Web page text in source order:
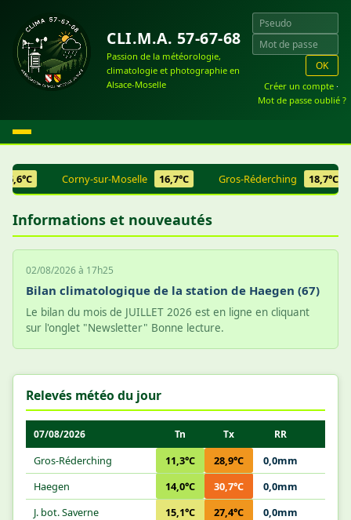
CLI.M.A. 57-67-68
Passion de la météorologie,
climatologie et photographie en
Alsace-Moselle
OK
Créer un compte ·
Mot de passe oublié ?
Corny-sur-Moselle 16,7°C Gros-Réderching 18,7°C
Informations et nouveautés
02/08/2026 à 17h25
Bilan climatologique de la station de Haegen (67)
Le bilan du mois de JUILLET 2026 est en ligne en cliquant
sur l'onglet "Newsletter" Bonne lecture.
Relevés météo du jour
07/08/2026 Tn Tx RR
Gros-Réderching 11,3°C 28,9°C
0,0mm
Haegen
14,0°C 30,7°C
0,0mm
J. bot. Saverne
15,1°C 27,4°C
0,0mm